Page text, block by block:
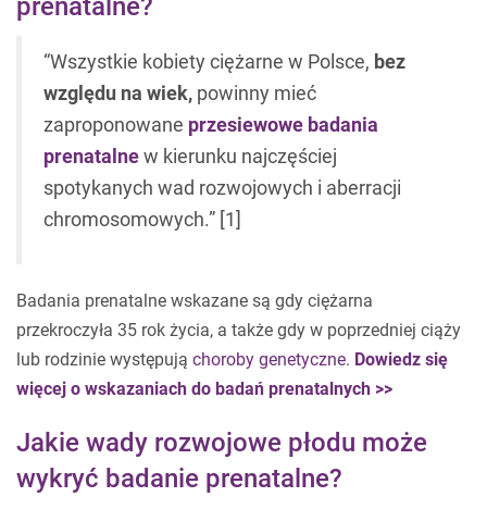
prenatalne?
“Wszystkie kobiety ciężarne w Polsce, bez
względu na wiek, powinny mieć
zaproponowane przesiewowe badania
prenatalne w kierunku najczęściej
spotykanych wad rozwojowych i aberracji
chromosomowych.” [1]
Badania prenatalne wskazane są gdy ciężarna
przekroczyła 35 rok życia, a także gdy w poprzedniej ciąży
lub rodzinie występują choroby genetyczne. Dowiedz się
więcej o wskazaniach do badań prenatalnych >>
Jakie wady rozwojowe płodu może
wykryć badanie prenatalne?